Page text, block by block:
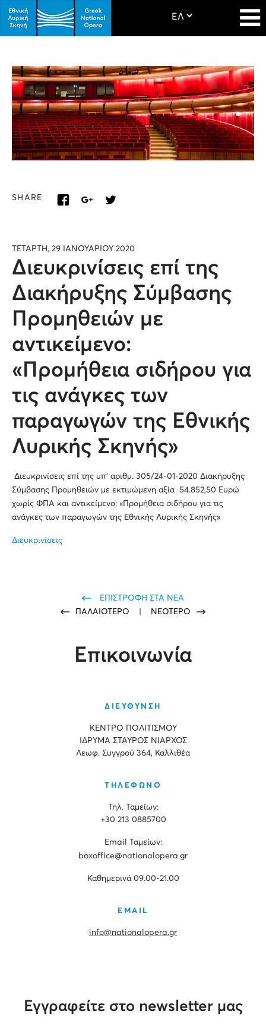
SHARE
ΤΕΤΑΡΤΗ, 29 ΙΑΝΟΥΑΡΙΟΥ 2020
Διευκρινίσεις επί της
Διακήρυξης Σύμβασης
Προμηθειών με
αντικείμενο:
«Προμήθεια σιδήρου για
τις ανάγκες των
παραγωγών της Εθνικής
Λυρικής Σκηνής»
Διευκρινίσεις επί της υπ’ αριθμ. 305/24-01-2020 Διακήρυξης
Σύμβασης Προμηθειών με εκτιμώμενη αξία 54.852,50 Ευρώ
χωρίς ΦΠΑ και αντικείμενο: «Προμήθεια σιδήρου για τις
ανάγκες των παραγωγών της Εθνικής Λυρικής Σκηνής»
Διευκρινίσεις
ΕΠΙΣΤΡΟΦΗ ΣΤΑ ΝΕΑ
ΠΑΛΑΙΟΤΕΡΟ
ΝΕΟΤΕΡΟ
Επικοινωνία
ΔΙΕΥΘΥΝΣΗ
ΚΕΝΤΡΟ ΠΟΛΙΤΙΣΜΟΥ
ΙΔΡΥΜΑ ΣΤΑΥΡΟΣ ΝΙΑΡΧΟΣ
Λεωφ. Συγγρού 364, Καλλιθέα
ΤΗΛΕΦΩΝΟ
Τηλ. Ταμείων:
+30 213 0885700
Εmail Ταμείων:
boxoffice@nationalopera.gr
Καθημερινά 09.00-21.00
EMAIL
info@nationalopera.gr
Εγγραφείτε στο newsletter μας